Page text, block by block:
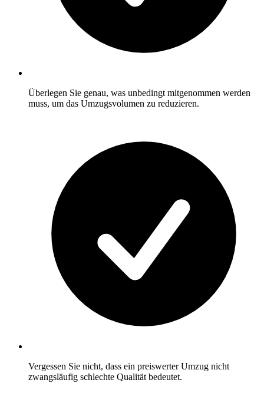
Überlegen Sie genau, was unbedingt mitgenommen werden
muss, um das Umzugsvolumen zu reduzieren.
Vergessen Sie nicht, dass ein preiswerter Umzug nicht
zwangsläufig schlechte Qualität bedeutet.